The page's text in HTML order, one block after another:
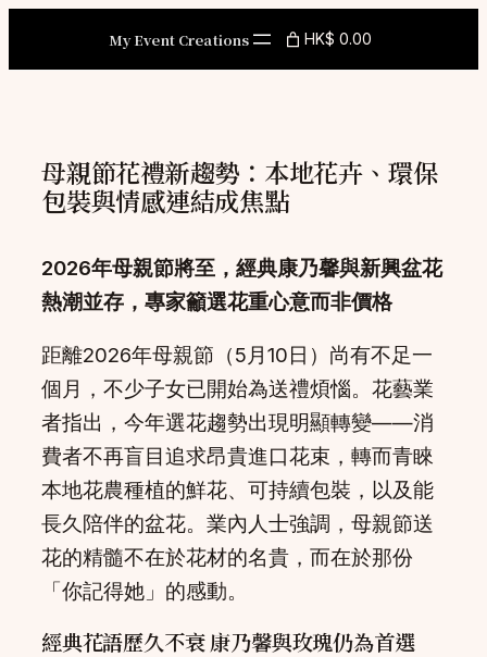
content
My Event Creations HK$ 0.00
母親節花禮新趨勢：本地花卉、環保
包裝與情感連結成焦點
2026年母親節將至，經典康乃馨與新興盆花
熱潮並存，專家籲選花重心意而非價格
距離2026年母親節（5月10日）尚有不足一
個月，不少子女已開始為送禮煩惱。花藝業
者指出，今年選花趨勢出現明顯轉變——消
費者不再盲目追求昂貴進口花束，轉而青睞
本地花農種植的鮮花、可持續包裝，以及能
長久陪伴的盆花。業內人士強調，母親節送
花的精髓不在於花材的名貴，而在於那份
「你記得她」的感動。
經典花語歷久不衰 康乃馨與玫瑰仍為首選